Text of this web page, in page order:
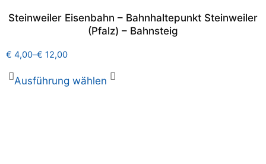
Steinweiler Eisenbahn – Bahnhaltepunkt Steinweiler
(Pfalz) – Bahnsteig
€ 4,00–€ 12,00
Ausführung wählen